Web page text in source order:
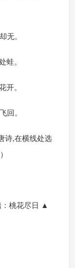
无。
蛙。
开。
回。
诗,在横线处选
：桃花尽日 ▲